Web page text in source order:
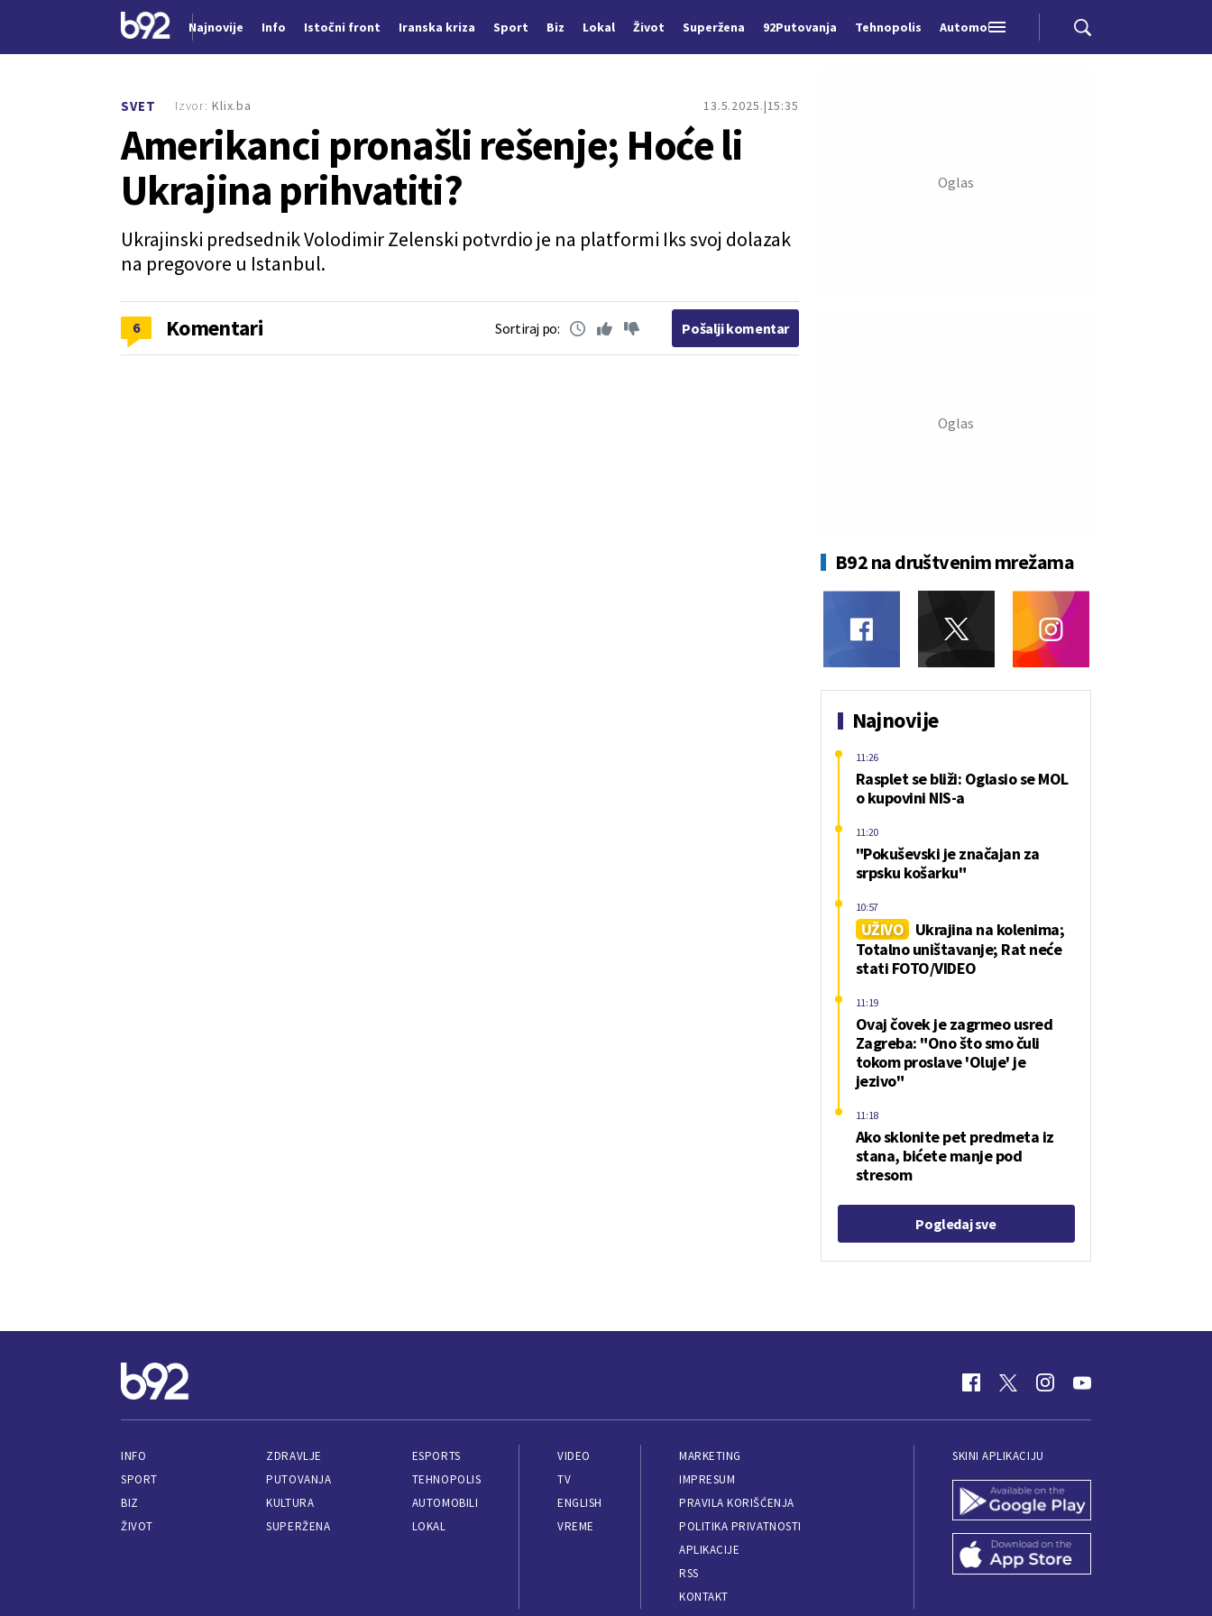
Najnovije Info Istočni front Iranska kriza Sport Biz Lokal Život Superžena 92Putovanja Tehnopolis Automobili
SVET 13.5.2025. 15:35
Amerikanci pronašli rešenje; Hoće li
Ukrajina prihvatiti?
Ukrajinski predsednik Volodimir Zelenski potvrdio je na platformi Iks svoj dolazak
na pregovore u Istanbul.
Izvor: Klix.ba
6 Komentari Sortiraj po: Pošalji komentar
B92 na društvenim mrežama
Najnovije
Rasplet se bliži: Oglasio se MOL
o kupovini NIS-a
11:26
"Pokuševski je značajan za
srpsku košarku"
11:20
UŽIVO
Ukrajina na kolenima;
Totalno uništavanje; Rat neće
stati FOTO/VIDEO
10:57
Ovaj čovek je zagrmeo usred
Zagreba: "Ono što smo čuli
tokom proslave 'Oluje' je
jezivo"
11:19
Ako sklonite pet predmeta iz
stana, bićete manje pod
stresom
11:18
Pogledaj sve
INFO
SPORT
BIZ
ŽIVOT
ZDRAVLJE
PUTOVANJA
KULTURA
SUPERŽENA
ESPORTS
TEHNOPOLIS
AUTOMOBILI
LOKAL
VIDEO
TV
ENGLISH
VREME
MARKETING
IMPRESUM
PRAVILA KORIŠĆENJA
POLITIKA PRIVATNOSTI
APLIKACIJE
RSS
KONTAKT
SKINI APLIKACIJU